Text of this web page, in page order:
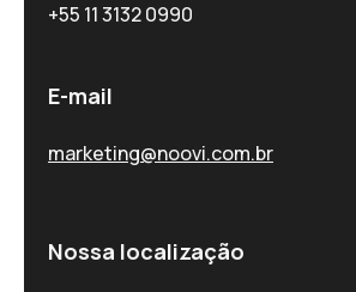
+55 11 3132 0990
E-mail
marketing@noovi.com.br
Nossa localização